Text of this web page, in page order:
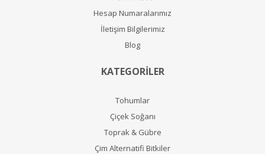
Hesap Numaralarımız
İletişim Bilgilerimiz
Blog
KATEGORİLER
Tohumlar
Çiçek Soğanı
Toprak & Gübre
Çim Alternatifi Bitkiler